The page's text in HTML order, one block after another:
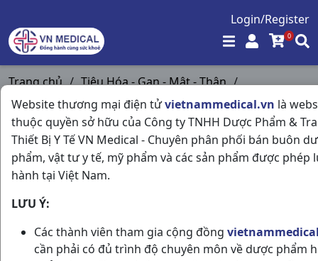
Login/Register
0
Website thương mại điện tửvietnammedical.vn là
thuộc quyền sở hữu của Công ty TNHH Dược Phẩm &
Thiết Bị Y Tế VN Medical - Chuyên phân phối bán buôn
phẩm, vật tư y tế, mỹ phẩm và các sản phẩm được phép
hành tại Việt Nam.
LƯU Ý:
Các thành viên tham gia cộng đồng
cần phải có đủ trình độ chuyên môn về dược phẩm
Trang chủ / Tiêu Hóa - Gan - Mật - Thận /
Kremil S H100v United